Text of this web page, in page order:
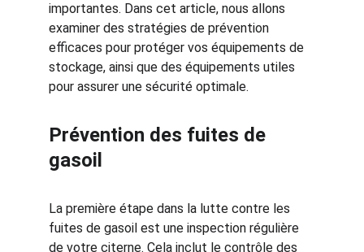
importantes. Dans cet article, nous allons
examiner des stratégies de prévention
efficaces pour protéger vos équipements de
stockage, ainsi que des équipements utiles
pour assurer une sécurité optimale.
Prévention des fuites de
gasoil
La première étape dans la lutte contre les
fuites de gasoil est une inspection régulière
de votre citerne. Cela inclut le contrôle des